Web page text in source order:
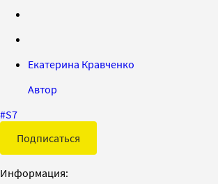
Екатерина Кравченко
Автор
#S7
Подписаться
Информация: